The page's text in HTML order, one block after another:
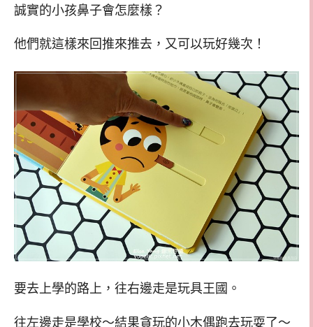
誠實的小孩鼻子會怎麼樣？
他們就這樣來回推來推去，又可以玩好幾次！
要去上學的路上，往右邊走是玩具王國。
往左邊走是學校～結果貪玩的小木偶跑去玩耍了～